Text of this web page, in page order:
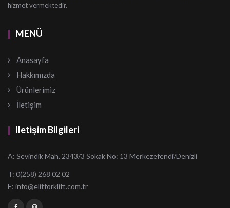
hizmet vermektedir.
MENÜ
Anasayfa
Hakkımızda
Ürünlerimiz
İletişim
İletişim Bilgileri
A: Sevindik Mah. 2343/3 Sokak No: 13 Merkezefendi/Denizli
T: 0(258) 268 02 02
E: info@elitforklift.com.tr